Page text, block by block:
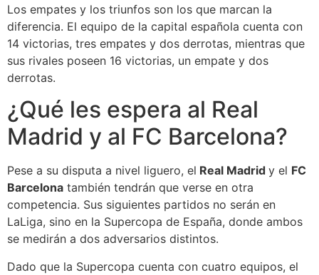
Los empates y los triunfos son los que marcan la
diferencia. El equipo de la capital española cuenta con
14 victorias, tres empates y dos derrotas, mientras que
sus rivales poseen 16 victorias, un empate y dos
derrotas.
¿Qué les espera al Real
Madrid y al FC Barcelona?
Pese a su disputa a nivel liguero, el Real Madrid y el FC
Barcelona también tendrán que verse en otra
competencia. Sus siguientes partidos no serán en
LaLiga, sino en la Supercopa de España, donde ambos
se medirán a dos adversarios distintos.
Dado que la Supercopa cuenta con cuatro equipos, el